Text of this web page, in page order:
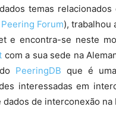
temas
Forum), trabalhou
e encontra-se neste
com a sua sede na
PeeringDB que é
interessadas em
dados de interconexão na